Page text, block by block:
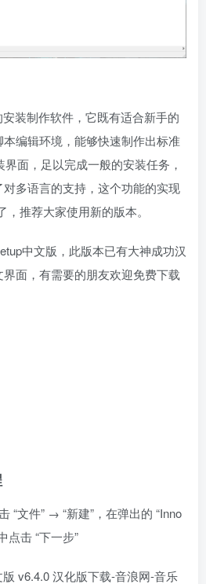
装制作软件，它既有适合新手的
编辑环境，能够快速制作出标准
面，足以完成一般的安装任务，
多语言的支持，这个功能的实现
推荐大家使用新的版本。
中文版，此版本已有大神成功汉
面，有需要的朋友欢迎免费下载
“文件” → “新建”，在弹出的 “Inno
点击 “下一步”